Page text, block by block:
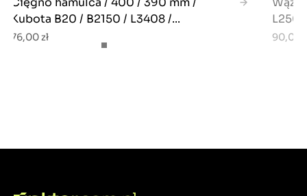
Kubota B20 / B2150 / L3408 /...
76,00 zł 90,00